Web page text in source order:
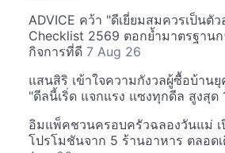
ADVICE คว้า "ดีเยี่ยมสมควรเป็นตัว
Checklist 2569 ตอกย้ำมาตรฐาน
กิจการที่ดี 7 Aug 26
แสนสิริ เข้าใจความกังวลผู้ซื้อบ้าน
"ดีลนี้เริ่ด แจกแรง แซงทุกดีล สูงสุด
อิมแพ็คชวนครอบครัวฉลองวันแม่
โปรโมชันจาก 5 ร้านอาหาร ตลอด